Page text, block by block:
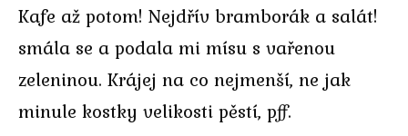
Kafe až potom! Nejdřív bramborák a salát!
smála se a podala mi mísu s vařenou
zeleninou. Krájej na co nejmenší, ne jak
minule kostky velikosti pěstí, pff.